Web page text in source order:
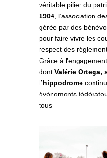
véritable pilier du
1904, l’association
gérée par des
pour faire vivre les
respect des
Grâce à
dont Valérie Ortega,
l’hippodrome
événements
tous.